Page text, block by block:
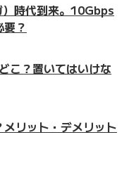
時代到来。10Gbps
？
こ？置いてはいけな
リット・デメリット